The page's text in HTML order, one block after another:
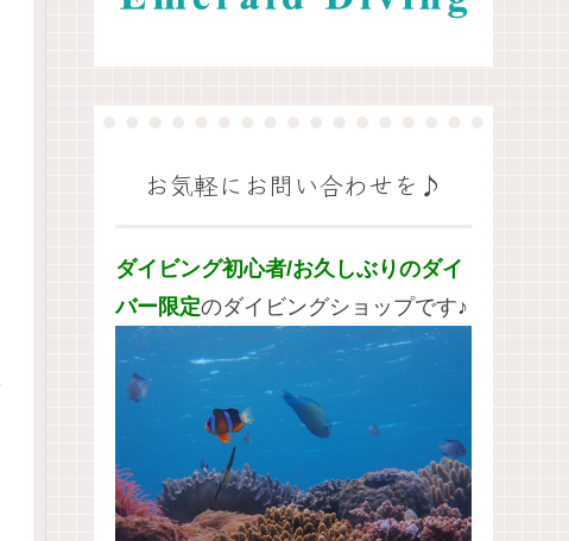
お気軽にお問い合わせを♪
ダイビング初心者/お久しぶりのダイ
バー限定のダイビングショップです♪